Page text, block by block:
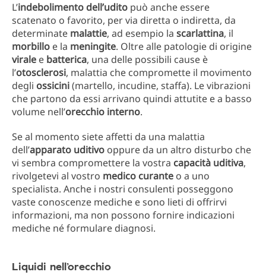
L’indebolimento dell’udito può anche essere
scatenato o favorito, per via diretta o indiretta, da
determinate malattie, ad esempio la scarlattina, il
morbillo e la meningite. Oltre alle patologie di origine
virale e batterica, una delle possibili cause è
l’otosclerosi, malattia che compromette il movimento
degli ossicini(martello, incudine, staffa). Le vibrazioni
che partono da essi arrivano quindi attutite e a basso
volume nell’orecchio interno.
Se al momento siete affetti da una malattia
dell’apparato uditivo oppure da un altro disturbo che
vi sembra compromettere la vostra capacità uditiva,
rivolgetevi al vostro medico curante o a uno
specialista. Anche i nostri consulenti posseggono
vaste conoscenze mediche e sono lieti di offrirvi
informazioni, ma non possono fornire indicazioni
mediche né formulare diagnosi.
Liquidi nell’orecchio